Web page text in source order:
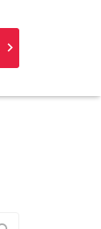
keyboard_arrow_right